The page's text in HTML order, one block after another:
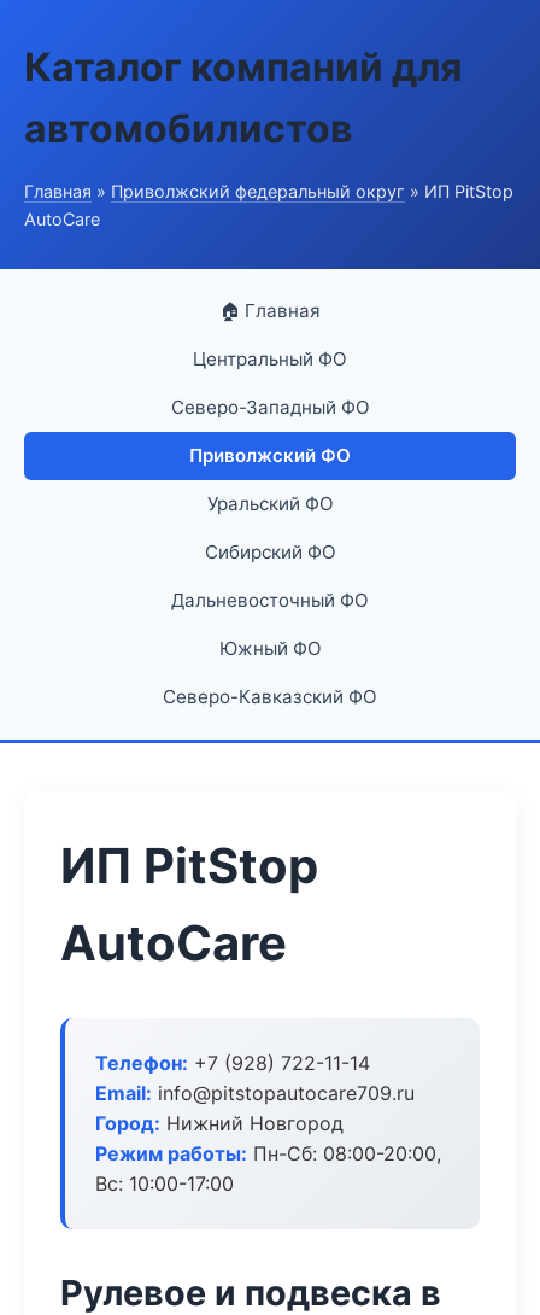
Каталог компаний для
автомобилистов
Главная » Приволжский федеральный округ » ИП PitStop
AutoCare
🏠 Главная
Центральный ФО
Северо-Западный ФО
Приволжский ФО
Уральский ФО
Сибирский ФО
Дальневосточный ФО
Южный ФО
Северо-Кавказский ФО
ИП PitStop
AutoCare
Телефон: +7 (928) 722-11-14
Email: info@pitstopautocare709.ru
Город: Нижний Новгород
Режим работы: Пн-Сб: 08:00-20:00,
Вс: 10:00-17:00
Рулевое и подвеска в